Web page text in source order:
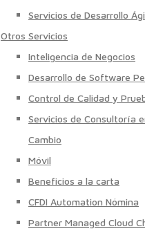
Servicios de Desarrollo
Otros Servicios
Inteligencia de Negocios
Desarrollo de Software
Control de Calidad y
Servicios de Consultoría
Cambio
Móvil
Beneficios a la carta
CFDI Automation Nómina
Partner Managed Cloud